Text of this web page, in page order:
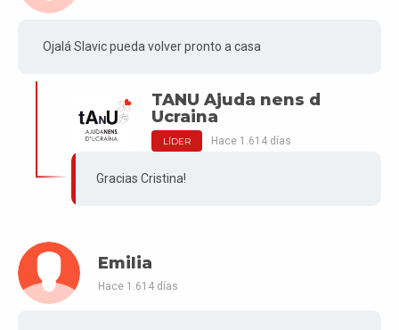
Ojalá Slavic pueda volver pronto a casa
TANU Ajuda nens d
Ucraina
LÍDER Hace 1.614 días
Gracias Cristina!
Emilia
Hace 1.614 días